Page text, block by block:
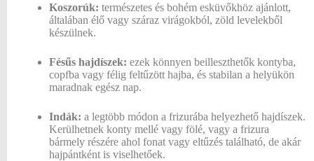
Koszorúk: természetes és bohém esküvőkhöz ajánlott,
általában élő vagy száraz virágokból, zöld levelekből
készülnek.
Fésűs hajdíszek: ezek könnyen beilleszthetők kontyba,
copfba vagy félig feltűzött hajba, és stabilan a helyükön
maradnak egész nap.
Indák: a legtöbb módon a frizurába helyezhető hajdíszek.
Kerülhetnek konty mellé vagy fölé, vagy a frizura
bármely részére ahol fonat vagy eltűzés található, de akár
hajpántként is viselhetőek.